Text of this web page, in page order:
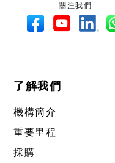
關注我們
了解我們
機構簡介
重要里程
採購